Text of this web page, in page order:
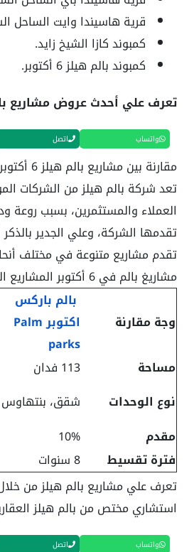
قرية هاسيندا وايت الساحل
كمبوند كازا الشيخ زايد.
كمبوند بالم هيلز 6 أكتوبر.
تعرف علي أحدث عروض مشاريع
واتساب اتصل
مقارنة بين مشاريع بالم هيلز 6 أكتوبر
تعد شركة بالم هيلز من الشركات
العملاء والمستثمرين، بسبب روعة
تقدمها الشركة، وعلي الجدير
تقدم مشاريع متنوعة في مختلف
مشاريغ بالم في 6 أكتوبر المشاريع التالية:
وجة مقارنة
بالم باركس
اكتوبر Palm
parks
مساحة
113 فدان
نوع الوحدات
شقق، بنتهاوس
مقدم
10%
فترة تقسيط
8 سنوات
تعرف علي مشاريع بالم هيلز من
استشاري مختص من بالم هيلز
واتساب اتصل